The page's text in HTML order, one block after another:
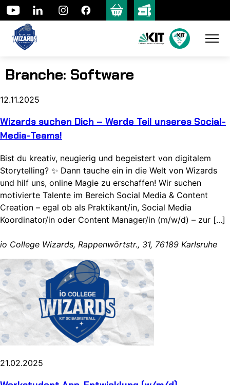
Skip
to
content
Branche: Software
12.11.2025
Wizards suchen Dich – Werde Teil unseres Social-
Media-Teams!
Bist du kreativ, neugierig und begeistert von digitalem
Storytelling? ✨ Dann tauche ein in die Welt von Wizards
und hilf uns, online Magie zu erschaffen! Wir suchen
motivierte Talente im Bereich Social Media & Content
Creation – egal ob als Praktikant/in, Social Media
Koordinator/in oder Content Manager/in (m/w/d) – zur [...]
io College Wizards, Rappenwörtstr., 31, 76189 Karlsruhe
21.02.2025